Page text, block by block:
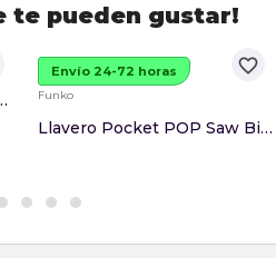
te pueden gustar!
20cm
favorite_border
Envío 24-72 horas
Funko
Llavero Pocket POP Saw Billy The Puppet